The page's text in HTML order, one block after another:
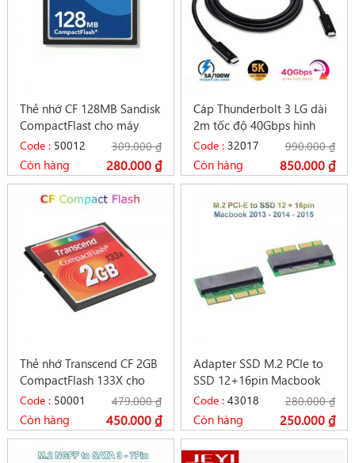
Thẻ nhớ CF 128MB Sandisk
CompactFlast cho máy
CNC công nghiệp 309.000₫
280.000₫
Code : 50012
Còn hàng
Cáp Thunderbolt 3 LG dài
2m tốc độ 40Gbps hình
ảnh 5K sạc 5A/100W990.000₫
850.000₫
Code :32017
Còn hàng
Thẻ nhớ Transcend CF 2GB
CompactFlash 133X cho
máy ảnh Camera
479.000₫
450.000₫
Code : 50001
Còn hàng
Adapter SSD M.2 PCIe to
SSD 12+16pin Macbook
Air Pro 2013 2014 2015
280.000₫
250.000₫
Code :43018
Còn hàng